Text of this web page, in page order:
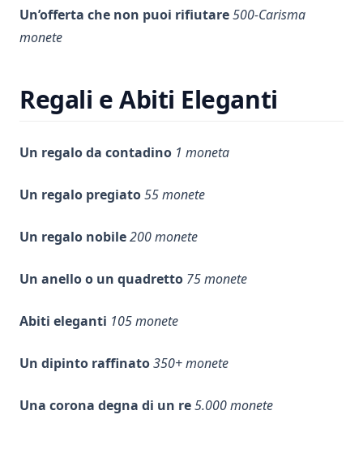
Un’offerta che non puoi rifiutare500-Carisma
monete
Regali e Abiti Eleganti
Un regalo da contadino 1 moneta
Un regalo pregiato55 monete
Un regalo nobile200 monete
Un anello o un quadretto 75 monete
Abiti eleganti 105 monete
Un dipinto raffinato350+ monete
Una corona degna di un re5.000 monete